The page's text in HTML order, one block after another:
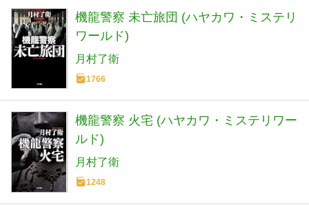
機龍警察 未亡旅団 (ハヤカワ・ミステリ
ワールド)
月村了衛
1766
機龍警察 火宅 (ハヤカワ・ミステリワー
ルド)
月村了衛
1248